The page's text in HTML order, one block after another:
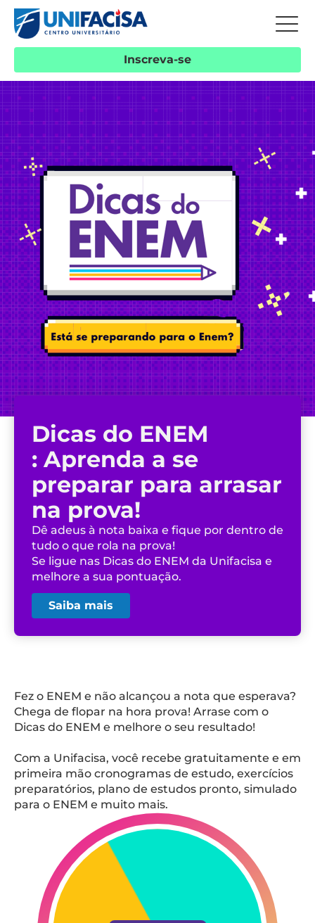
Inscreva-se
Dicas do ENEM
: Aprenda a se
preparar para arrasar
na prova!
Dê adeus à nota baixa e fique por dentro de
tudo o que rola na prova!
Se ligue nas Dicas do ENEM da Unifacisa e
melhore a sua pontuação.
Saiba mais
Fez o ENEM e não alcançou a nota que esperava?
Chega de flopar na hora prova! Arrase com o
Dicas do ENEM e melhore o seu resultado!
Com a Unifacisa, você recebe gratuitamente e em
primeira mão cronogramas de estudo, exercícios
preparatórios, plano de estudos pronto, simulado
para o ENEM e muito mais.